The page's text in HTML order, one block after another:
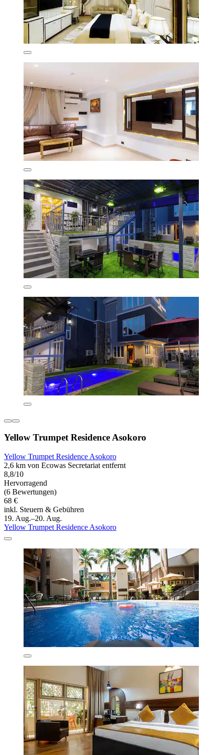
Yellow Trumpet Residence Asokoro
Yellow Trumpet Residence Asokoro
2,6 km von Ecowas Secretariat entfernt
8,8/10
Hervorragend
(6 Bewertungen)
68 €
inkl. Steuern & Gebühren
19. Aug.–20. Aug.
Yellow Trumpet Residence Asokoro